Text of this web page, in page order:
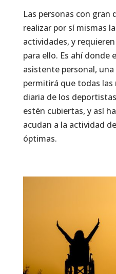
Las personas con gran
realizar por sí mismas
actividades, y
para ello. Es ahí donde
asistente personal,
permitirá que todas las
diaria de los
estén cubiertas, y así
acudan a la actividad
óptimas.